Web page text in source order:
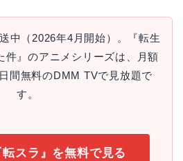
中（2026年4月開始）。『転生
件』のアニメシリーズは、月額
間無料のDMM TVで見放題で
す。
スラ』を無料で見る